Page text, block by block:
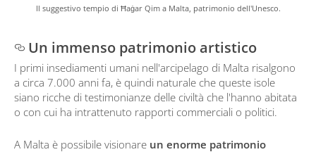
Il suggestivo tempio di Ħaġar Qim a Malta, patrimonio dell'Unesco.
Un immenso patrimonio artistico
I primi insediamenti umani nell'arcipelago di Malta risalgono
a circa 7.000 anni fa, è quindi naturale che queste isole
siano ricche di testimonianze delle civiltà che l'hanno abitata
o con cui ha intrattenuto rapporti commerciali o politici.
A Malta è possibile visionare un enorme patrimonio